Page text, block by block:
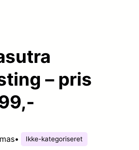
– pris
• Ikke-kategoriseret